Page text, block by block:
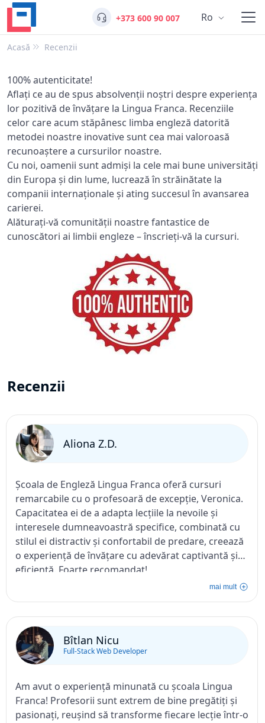
+373 600 90 007 Ro
Acasă Recenzii
100% autenticitate!
Aflați ce au de spus absolvenții noștri despre experiența
lor pozitivă de învățare la Lingua Franca. Recenziile
celor care acum stăpânesc limba engleză datorită
metodei noastre inovative sunt cea mai valoroasă
recunoaștere a cursurilor noastre.
Cu noi, oamenii sunt admiși la cele mai bune universități
din Europa și din lume, lucrează în străinătate la
companii internaționale și ating succesul în avansarea
carierei.
Alăturați-vă comunității noastre fantastice de
cunoscători ai limbii engleze – înscrieți-vă la cursuri.
Recenzii
Aliona Z.D.
Școala de Engleză Lingua Franca oferă cursuri
remarcabile cu o profesoară de excepție, Veronica.
Capacitatea ei de a adapta lecțiile la nevoile și
interesele dumneavoastră specifice, combinată cu
stilul ei distractiv și confortabil de predare, creează
o experiență de învățare cu adevărat captivantă și
eficientă. Foarte recomandat!
mai mult
Bîtlan Nicu
Full-Stack Web Developer
Am avut o experiență minunată cu școala Lingua
Franca! Profesorii sunt extrem de bine pregătiți și
pasionați, reușind să transforme fiecare lecție într-o